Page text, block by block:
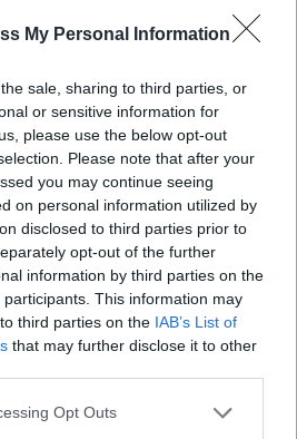
My Personal Information
sale, sharing to third parties, or
or sensitive information for
please use the below opt-out
Please note that after your
you may continue seeing
on personal information utilized by
disclosed to third parties prior to
opt-out of the further
information by third parties on the
participants. This information may
third parties on the IAB’s List of
that may further disclose it to other
app uses one or more Google
Opt Outs
volna egy objektív célja. Ez
másik kérdés volna. Az
cél két független dolog volna,
hogy egybeessen.
cél az volna, hogy
bélyeget kell
pedig semmi kedvem ehhez,
rossz érzéshez, kognitív
Oda lenne az ember
A kötelesség kifejezetten
volna. Kifejezetten
Tehát nagyon is jól van ez így,
szubjektív értelme van, de azt
és különféleképpen is